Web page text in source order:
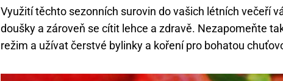
Využití těchto sezonních surovin do vašich létních večeří
doušky a zároveň se cítit lehce a zdravě. Nezapomeňte
režim a užívat čerstvé bylinky a koření pro bohatou